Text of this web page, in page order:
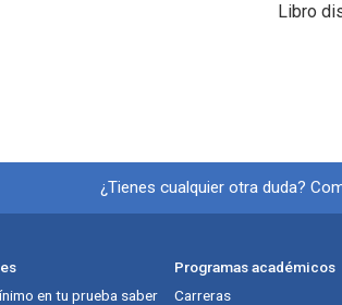
Libro
Información y
¿Tienes cualquier otra duda?
en tu prueba saber
Programas académicos
Carreras